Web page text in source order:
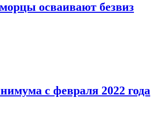
осваивают безвиз
с февраля 2022 года